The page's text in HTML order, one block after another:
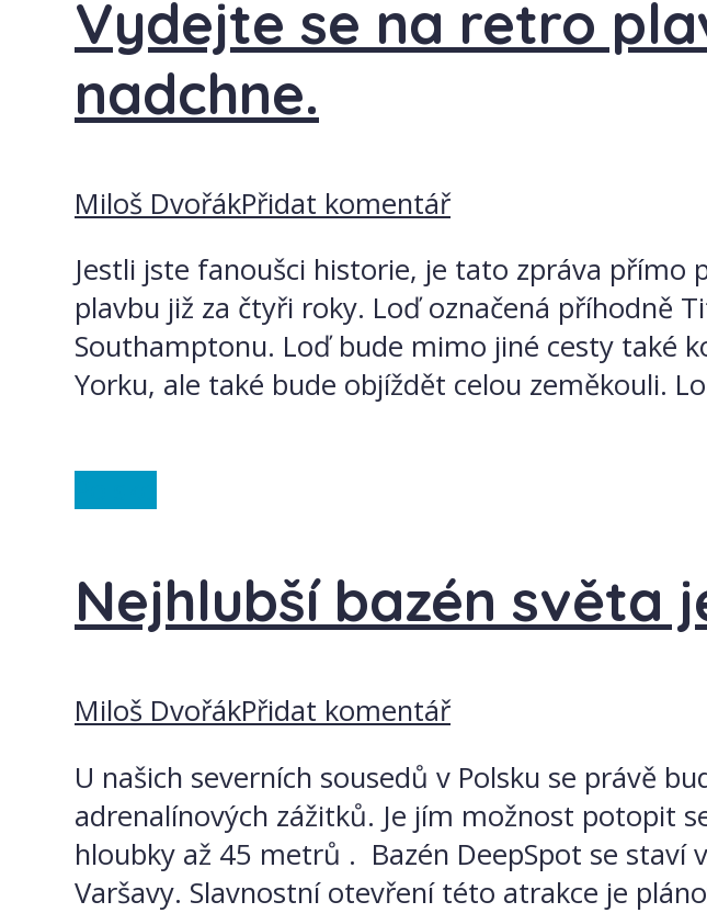
Vydejte se na retro
nadchne.
Miloš DvořákPřidat komentář
Jestli jste fanoušci historie, je tato zpráva přímo
plavbu již za čtyři roky. Loď označená příhodně
Southamptonu. Loď bude mimo jiné cesty také
Yorku, ale také bude objíždět celou zeměkouli.
Nejhlubší bazén světa
Miloš DvořákPřidat komentář
U našich severních sousedů v Polsku se právě
adrenalínových zážitků. Je jím možnost potopit
hloubky až 45 metrů . Bazén DeepSpot se
Varšavy. Slavnostní otevření této atrakce je